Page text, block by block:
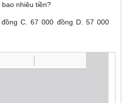
nhiêu tiền?
C.67 000 đồng D.57 000